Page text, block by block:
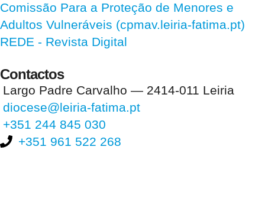
Comissão Para a Proteção de Menores e
Adultos Vulneráveis (cpmav.leiria-fatima.pt)
REDE - Revista Digital
Contactos
Largo Padre Carvalho — 2414-011 Leiria
diocese@leiria-fatima.pt
+351 244 845 030
+351 961 522 268